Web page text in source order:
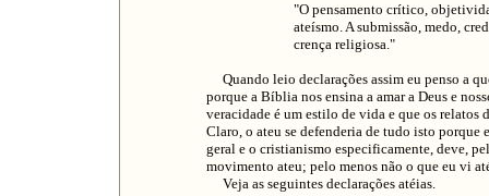
"O pensamento crítico,
ateísmo. A submissão, medo,
crença religiosa."
Quando leio declarações assim eu penso a
porque a Bíblia nos ensina a amar a Deus e
veracidade é um estilo de vida e que os relatos
Claro, o ateu se defenderia de tudo isto porque
geral e o cristianismo especificamente, deve,
movimento ateu; pelo menos não o que eu vi
Veja as seguintes declarações atéias.